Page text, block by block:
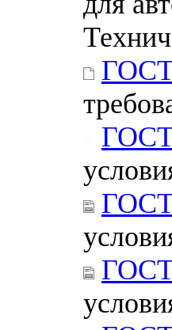
ГОСТ
ГОСТ
ГОСТ
ГОСТ